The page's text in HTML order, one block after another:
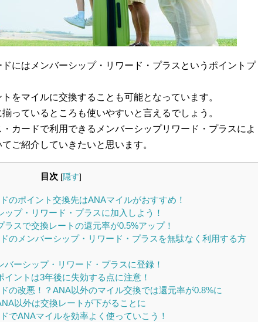
にはメンバーシップ・リワード・プラスというポイントプ
をマイルに交換することも可能となっています。
っているところも使いやすいと言えるでしょう。
カードで利用できるメンバーシップリワード・プラスによ
ご紹介していきたいと思います。
目次 [隠す]
のポイント交換先はANAマイルがおすすめ！
プ・リワード・プラスに加入しよう！
スで交換レートの還元率が0.5%アップ！
のメンバーシップ・リワード・プラスを無駄なく利用する方
ーシップ・リワード・プラスに登録！
ントは3年後に失効する点に注意！
の改悪！？ANA以外のマイル交換では還元率が0.8%に
以外は交換レートが下がることに
でANAマイルを効率よく使っていこう！